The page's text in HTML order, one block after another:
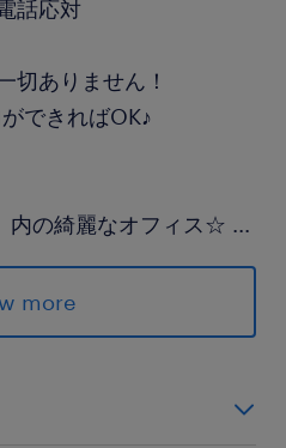
話応対
切ありません！
できればOK♪
内の綺麗なオフィス☆ ...
で私生活も充実◎
2日）で予定が組みやす
more